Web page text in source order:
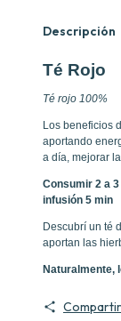
Descripción
Té Rojo
Té rojo 100%
Los beneficios
aportando
a día, mejorar
Consumir 2 a
infusión 5 min
Descubrí un té
aportan las
Naturalmente,
Compartir